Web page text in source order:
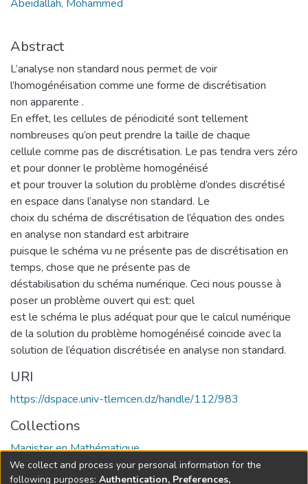
Abeidallah, Mohammed
Abstract
L’analyse non standard nous permet de voir
l’homogénéisation comme une forme de discrétisation
non apparente .
En effet, les cellules de périodicité sont tellement
nombreuses qu’on peut prendre la taille de chaque
cellule comme pas de discrétisation. Le pas tendra vers zéro
et pour donner le problème homogénéisé
et pour trouver la solution du problème d’ondes discrétisé
en espace dans l’analyse non standard. Le
choix du schéma de discrétisation de l’équation des ondes
en analyse non standard est arbitraire
puisque le schéma vu ne présente pas de discrétisation en
temps, chose que ne présente pas de
déstabilisation du schéma numérique. Ceci nous pousse à
poser un problème ouvert qui est: quel
est le schéma le plus adéquat pour que le calcul numérique
de la solution du problème homogénéisé coincide avec la
solution de l’équation discrétisée en analyse non standard.
URI
https://dspace.univ-tlemcen.dz/handle/112/983
Collections
Magister en Mathématique
Full item page
We collect and process your personal information for the
following purposes: Authentication, Preferences,